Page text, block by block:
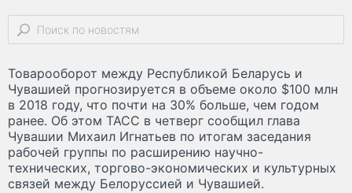
Товарооборот между Республикой Беларусь и
Чувашией прогнозируется в объеме около $100 млн
в 2018 году, что почти на 30% больше, чем годом
ранее. Об этом ТАСС в четверг сообщил глава
Чувашии Михаил Игнатьев по итогам заседания
рабочей группы по расширению научно-
технических, торгово-экономических и культурных
связей между Белоруссией и Чувашией.